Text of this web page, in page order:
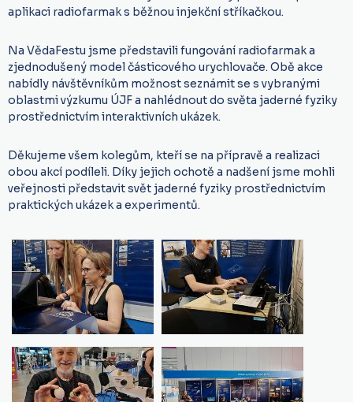
aplikaci radiofarmak s běžnou injekční stříkačkou.
Na VědaFestu jsme představili fungování radiofarmak a
zjednodušený model částicového urychlovače. Obě akce
nabídly návštěvníkům možnost seznámit se s vybranými
oblastmi výzkumu ÚJF a nahlédnout do světa jaderné fyziky
prostřednictvím interaktivních ukázek.
Děkujeme všem kolegům, kteří se na přípravě a realizaci
obou akcí podíleli. Díky jejich ochotě a nadšení jsme mohli
veřejnosti představit svět jaderné fyziky prostřednictvím
praktických ukázek a experimentů.